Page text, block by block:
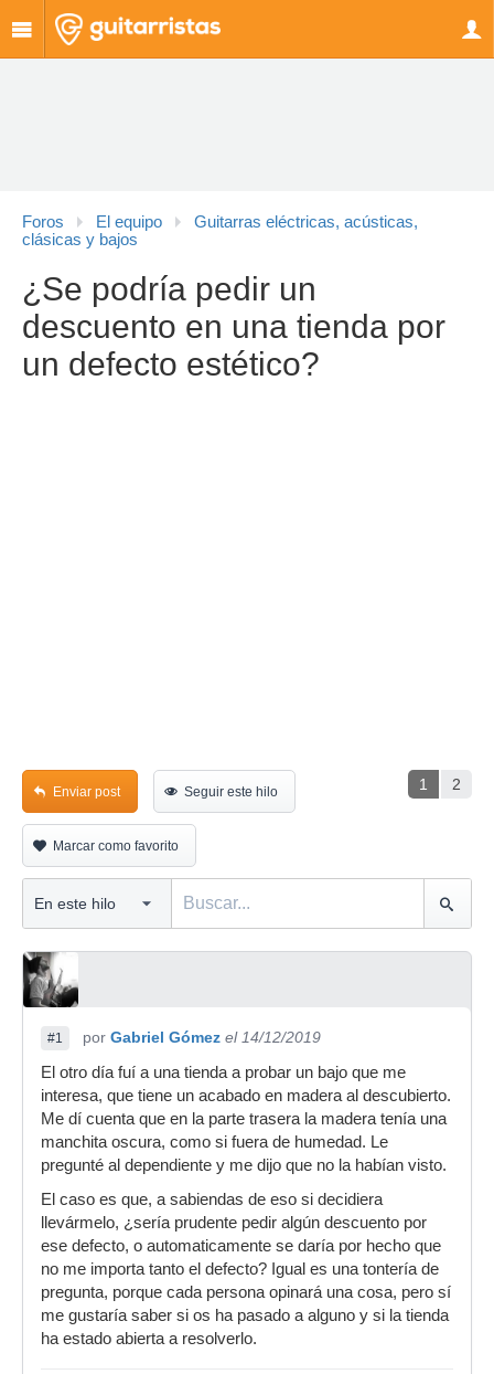
Foros El equipo
Guitarras eléctricas, acústicas,
clásicas y bajos
¿Se podría pedir un
descuento en una tienda por
un defecto estético?
1 2
Enviar post Seguir este hilo
Marcar como favorito
#1 por Gabriel Gómez el 14/12/2019
El otro día fuí a una tienda a probar un bajo que me
interesa, que tiene un acabado en madera al descubierto.
Me dí cuenta que en la parte trasera la madera tenía una
manchita oscura, como si fuera de humedad. Le
pregunté al dependiente y me dijo que no la habían visto.
El caso es que, a sabiendas de eso si decidiera
llevármelo, ¿sería prudente pedir algún descuento por
ese defecto, o automaticamente se daría por hecho que
no me importa tanto el defecto? Igual es una tontería de
pregunta, porque cada persona opinará una cosa, pero sí
me gustaría saber si os ha pasado a alguno y si la tienda
ha estado abierta a resolverlo.